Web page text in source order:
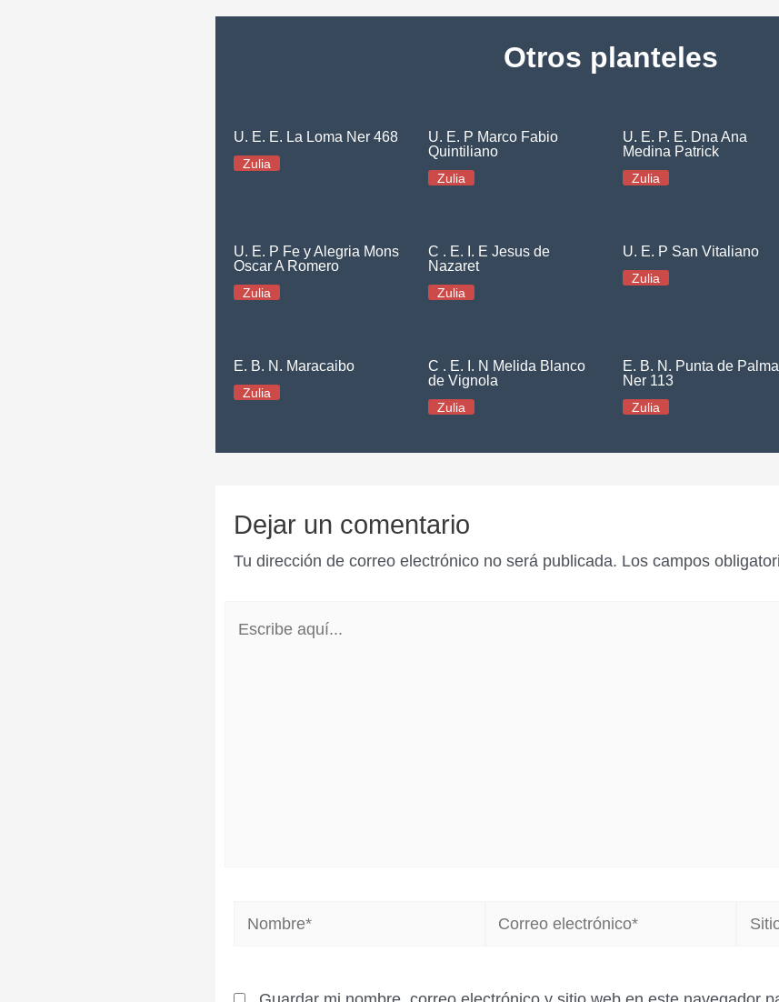
Otros planteles
U. E. E. La Loma Ner 468
Zulia
U. E. P Marco Fabio
Quintiliano
Zulia
U. E. P. E. Dna Ana
Medina Patrick
Zulia
U. E. P Fe y Alegria Mons
Oscar A Romero
Zulia
C . E. I. E Jesus de
Nazaret
Zulia
U. E. P San Vitaliano
Zulia
E. B. N. Maracaibo
Zulia
C . E. I. N Melida Blanco
de Vignola
Zulia
E. B. N. Punta de Palma
Ner 113
Zulia
Dejar un comentario
Tu dirección de correo electrónico no será publicada. Los campos
Nombre*
Correo
Sitio